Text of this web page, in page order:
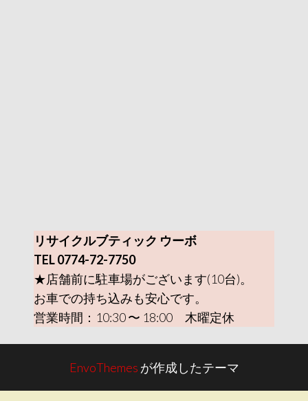
リサイクルブティック ウーボ
TEL 0774-72-7750
★店舗前に駐車場がございます(10台)。
お車での持ち込みも安心です。
営業時間：10:30 〜 18:00 木曜定休
EnvoThemes が作成したテーマ